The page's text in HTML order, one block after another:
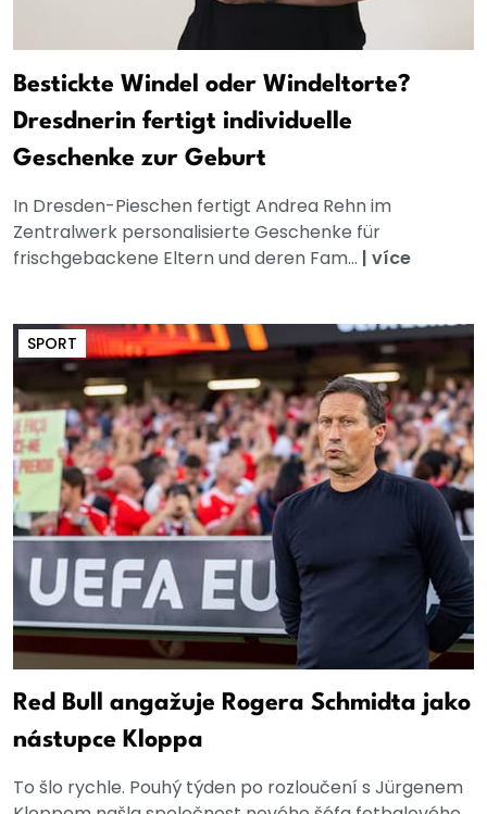
Bestickte Windel oder Windeltorte?
Dresdnerin fertigt individuelle
Geschenke zur Geburt
In Dresden-Pieschen fertigt Andrea Rehn im
Zentralwerk personalisierte Geschenke für
frischgebackene Eltern und deren Fam... | více
SPORT
Red Bull angažuje Rogera Schmidta jako
nástupce Kloppa
To šlo rychle. Pouhý týden po rozloučení s Jürgenem